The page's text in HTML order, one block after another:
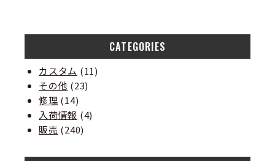
CATEGORIES
カスタム (11)
その他 (23)
修理 (14)
入荷情報 (4)
販売 (240)